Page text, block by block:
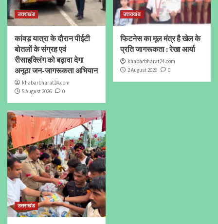
उत्तराखंड
कांवड़ यात्रा के दौरान पीईटी
बोतलों के संग्रह एवं
रीसाइक्लिंग को बढ़ावा देगा
अनूठा जन-जागरूकता अभियान
khabarbharat24.com
5 August 2026
0
उत्तराखंड
फिटनेस का मूल मंत्र है खेल के
प्रति जागरूकता : रेखा आर्या
khabarbharat24.com
2 August 2026
0
उत्तराखंड